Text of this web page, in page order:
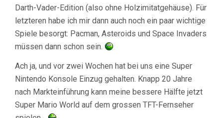
Darth-Vader-Edition (also ohne Holzimitatgehäuse). Für
letzteren habe ich mir dann auch noch ein paar wichtige
Spiele besorgt: Pacman, Asteroids und Space Invaders
müssen dann schon sein.
Ach ja, und vor zwei Wochen hat bei uns eine Super
Nintendo Konsole Einzug gehalten. Knapp 20 Jahre
nach Markteinführung kann meine bessere Hälfte jetzt
Super Mario World auf dem grossen TFT-Fernseher